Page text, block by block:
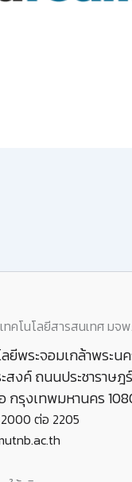
คโนโลยีสารสนเทศ มจ
ยีพระจอมเกล้าพระนค
สงค์ ถนนประชาราษฎ
กรุงเทพมหานคร
ต่อ 2205